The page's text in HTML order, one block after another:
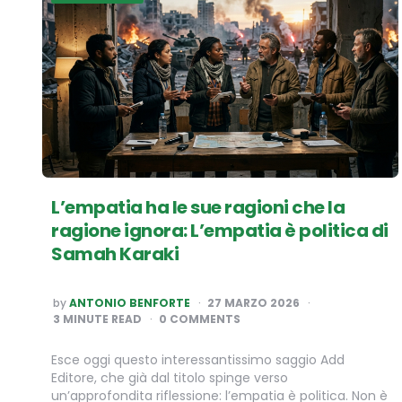
L’empatia ha le sue ragioni che la
ragione ignora: L’empatia è politica di
Samah Karaki
POSTED
BY
byANTONIO BENFORTE
27 MARZO 2026
3 MINUTE READ 0 COMMENTS
Esce oggi questo interessantissimo saggio Add
Editore, che già dal titolo spinge verso
un’approfondita riflessione: l’empatia è politica. Non è